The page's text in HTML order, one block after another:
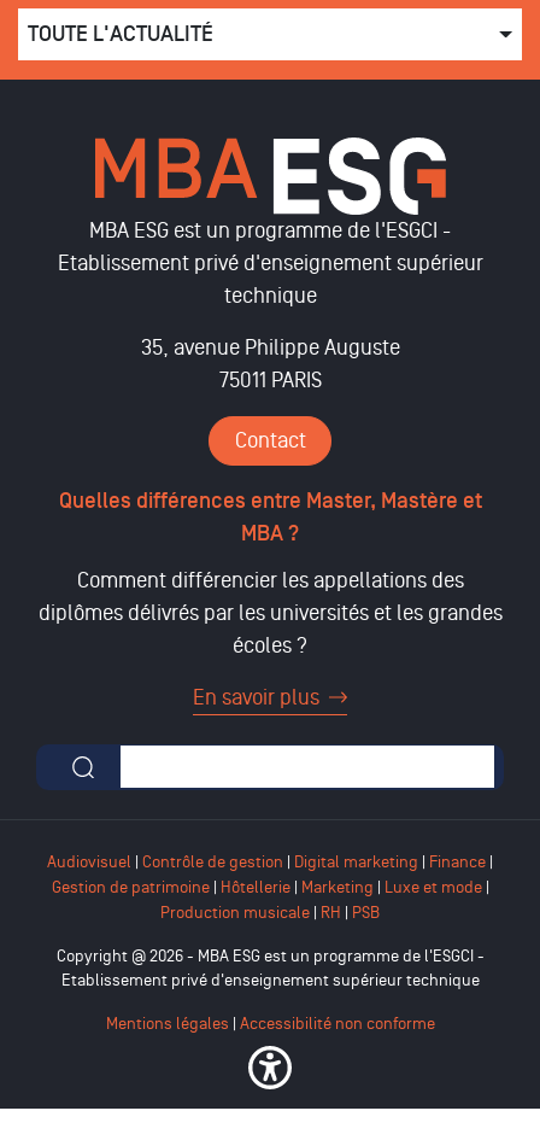
TOUTE L'ACTUALITÉ
MBA ESG est un programme de l'ESGCI -
Etablissement privé d'enseignement supérieur
technique
35, avenue Philippe Auguste
75011 PARIS
Contact
Quelles différences entre Master, Mastère et
MBA ?
Comment différencier les appellations des
diplômes délivrés par les universités et les grandes
écoles ?
En savoir plus
Formulaire de recherche
Audiovisuel | Contrôle de gestion | Digital marketing | Finance |
Gestion de patrimoine| Hôtellerie| Marketing | Luxe et mode|
Production musicale | RH | PSB
Copyright @ 2026 - MBA ESG est un programme de l'ESGCI -
Etablissement privé d'enseignement supérieur technique
Mentions légales Accessibilité non conforme